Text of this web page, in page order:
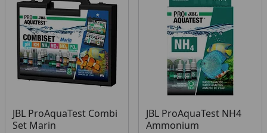
JBL ProAquaTest Combi
Set Marin
Produkt nicht lieferbar
JBL ProAquaTest NH4
Ammonium
Produkt nicht lieferbar